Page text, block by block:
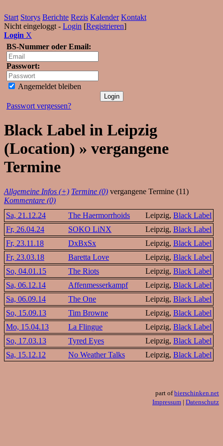
Start Storys Berichte Rezis Kalender Kontakt
Nicht eingeloggt - Login [Registrieren]
Login X
BS-Nummer oder Email:
Passwort:
Angemeldet bleiben
Passwort vergessen?
Black Label in Leipzig
(Location) » vergangene
Termine
Allgemeine Infos (+) Termine (0) vergangene Termine (11)
Kommentare (0)
Sa, 21.12.24
The Haermorrhoids Leipzig, Black Label
Fr, 26.04.24
SOKO LiNX Leipzig, Black Label
Fr, 23.11.18
DxBxSx Leipzig, Black Label
Fr, 23.03.18
Baretta Love Leipzig, Black Label
So, 04.01.15
The Riots Leipzig, Black Label
Sa, 06.12.14
Affenmesserkampf Leipzig, Black Label
Sa, 06.09.14
The One Leipzig, Black Label
So, 15.09.13
Tim Browne Leipzig, Black Label
Mo, 15.04.13
La Flingue Leipzig, Black Label
So, 17.03.13
Tyred Eyes Leipzig, Black Label
Sa, 15.12.12
No Weather Talks Leipzig, Black Label
part ofbierschinken.net
Impressum | Datenschutz